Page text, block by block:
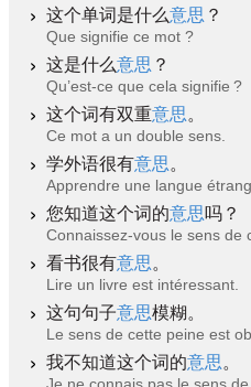
这个单词是什么意思 ？
Que signifie ce mot ?
这是什么意思 ？
Qu’est-ce que cela signifie ?
这个词有双重意思。
Ce mot a un double sens.
学外语很有意思。
Apprendre une langue
您知道这个词的意思吗？
Connaissez-vous le sens de
看书很有意思。
Lire un livre est intéressant.
这句句子意思模糊。
Le sens de cette peine est
我不知道这个词的意思。